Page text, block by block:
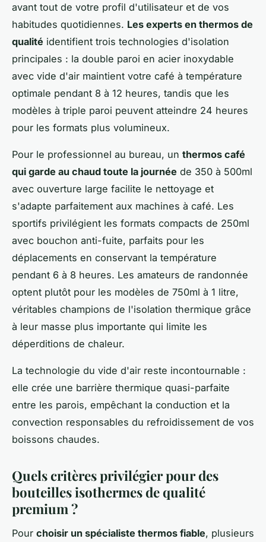
avant tout de votre profil d'utilisateur et de vos
habitudes quotidiennes. Les experts en thermos de
qualité identifient trois technologies d'isolation
principales : la double paroi en acier inoxydable
avec vide d'air maintient votre café à température
optimale pendant 8 à 12 heures, tandis que les
modèles à triple paroi peuvent atteindre 24 heures
pour les formats plus volumineux.
Pour le professionnel au bureau, un thermos café
qui garde au chaud toute la journée de 350 à 500ml
avec ouverture large facilite le nettoyage et
s'adapte parfaitement aux machines à café. Les
sportifs privilégient les formats compacts de 250ml
avec bouchon anti-fuite, parfaits pour les
déplacements en conservant la température
pendant 6 à 8 heures. Les amateurs de randonnée
optent plutôt pour les modèles de 750ml à 1 litre,
véritables champions de l'isolation thermique grâce
à leur masse plus importante qui limite les
déperditions de chaleur.
La technologie du vide d'air reste incontournable :
elle crée une barrière thermique quasi-parfaite
entre les parois, empêchant la conduction et la
convection responsables du refroidissement de vos
boissons chaudes.
Quels critères privilégier pour des
bouteilles isothermes de qualité
premium ?
Pour choisir un spécialiste thermos fiable, plusieurs